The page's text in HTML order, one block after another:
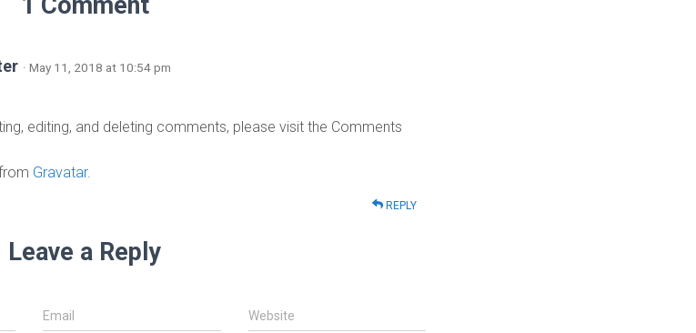
· May 11, 2018 at 10:54 pm
editing, and deleting comments, please visit the Comments
Gravatar.
REPLY
Leave a Reply
Email Website